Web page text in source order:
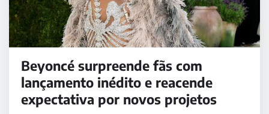
Beyoncé surpreende fãs com
lançamento inédito e reacende
expectativa por novos projetos